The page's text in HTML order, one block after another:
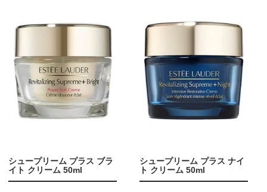
シュープリーム プラス ブラ
イト クリーム 50ml
シュープリーム プラス ナイ
ト クリーム 50ml